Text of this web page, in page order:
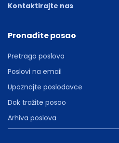
Kontaktirajte nas
Pronađite posao
Pretraga poslova
Poslovi na email
Upoznajte poslodavce
Dok tražite posao
Arhiva poslova